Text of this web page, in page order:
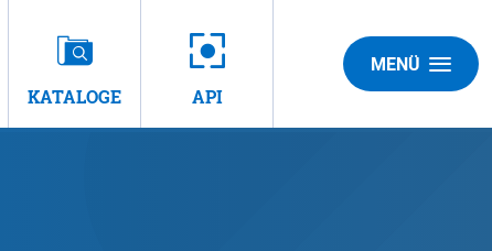
KATALOGE API
MENÜ